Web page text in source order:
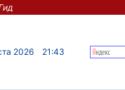
2026 21:43